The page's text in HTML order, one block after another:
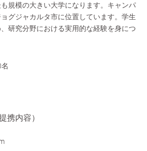
規模の大きい大学になります。キャンパ
グジャカルタ市に位置しています。学生
研究分野における実用的な経験を身につ
携内容）